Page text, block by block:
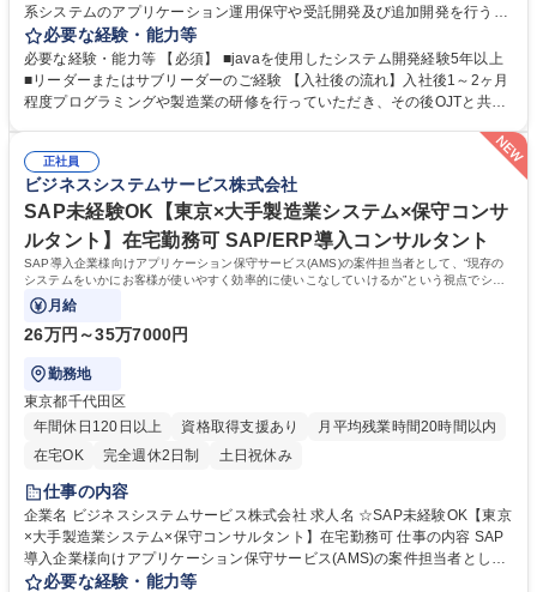
系システムのアプリケーション運用保守や受託開発及び追加開発を行う東
証プライム上場 ビジネスエンジニアリング(株)の100％子会社の当社に
て、Java開発エンジニア(リーダー候補)を募集します。 国内大手製造業、
製薬業界等向けの基幹系システム「mcframe」の導入、要件定義、設計、
開発、保守、運用をご経験やご希望に合わせて担当いただきます。 【詳
ーニング等 ※mcframe:1996年のリリース以来、日本を代表する製造業を
中心に多数の企業で採用されており、国産ERPの代表格といえる存在で
す。 募集職種 【Java/自社パッケージ開発エンジニア(リーダー候補)】残
業11.3h・リモート可
必要な経験・能力等
必要な経験・能力等 【必須】 ■javaを使用したシステム開発経験5年以上
■リーダーまたはサブリーダーのご経験 【入社後の流れ】入社後1～2ヶ月
程度プログラミングや製造業の研修を行っていただき、その後OJTと共に
携われるポジションです！■自社勤務がメインとなります！■所定労働時間
7.5時間と短く、残業も少ないのでワークライフバランスを保ちやすいで
す！ 学歴・資格 学歴：大学院 大学 高専 短大 専修学校 高校 語学力： 資
格：
正社員
ビジネスシステムサービス株式会社
SAP未経験OK【東京×大手製造業システム×保守コンサ
ルタント】在宅勤務可 SAP/ERP導入コンサルタント
SAP導入企業様向けアプリケーション保守サービス(AMS)の案件担当者として、“現存の
システムをいかにお客様が使いやすく効率的に使いこなしていけるか”という視点でシス
テム改善コンサルティングを行います。
月給
26万円～35万7000円
勤務地
東京都千代田区
年間休日120日以上
資格取得支援あり
月平均残業時間20時間以内
在宅OK
完全週休2日制 土日祝休み
仕事の内容
企業名 ビジネスシステムサービス株式会社 求人名 ☆SAP未経験OK【東京
×大手製造業システム×保守コンサルタント】在宅勤務可 仕事の内容 SAP
導入企業様向けアプリケーション保守サービス(AMS)の案件担当者とし
て、“現存のシステムをいかにお客様が使いやすく効率的に使いこなして
必要な経験・能力等